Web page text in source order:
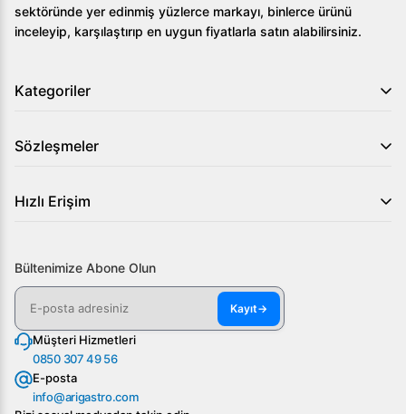
sektöründe yer edinmiş yüzlerce markayı, binlerce ürünü
inceleyip, karşılaştırıp en uygun fiyatlarla satın alabilirsiniz.
Kategoriler
Sözleşmeler
Hızlı Erişim
Bültenimize Abone Olun
Kayıt→
Müşteri Hizmetleri
0850 307 49 56
E-posta
info@arigastro.com